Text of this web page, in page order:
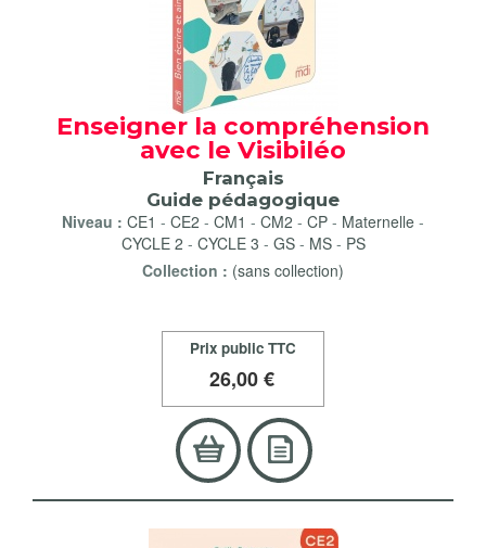
Enseigner la compréhension
avec le Visibiléo
Français
Guide pédagogique
Niveau : CE1 - CE2 - CM1 - CM2 - CP - Maternelle -
CYCLE 2 - CYCLE 3 - GS- MS- PS
Collection : (sans collection)
Prix public TTC
26,00 €